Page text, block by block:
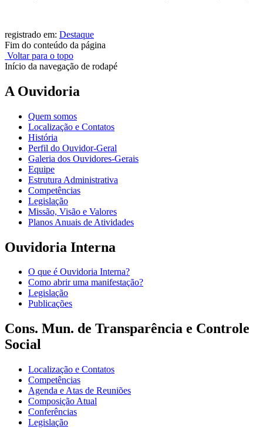
registrado em: Destaque
Fim do conteúdo da página
Voltar para o topo
Início da navegação de rodapé
A Ouvidoria
Quem somos
Localização e Contatos
História
Perfil do Ouvidor-Geral
Galeria dos Ouvidores-Gerais
Equipe
Estrutura Administrativa
Competências
Legislação
Missão, Visão e Valores
Planos Anuais de Atividades
Ouvidoria Interna
O que é Ouvidoria Interna?
Como abrir uma manifestação?
Legislação
Publicações
Cons. Mun. de Transparência e Controle
Social
Localização e Contatos
Competências
Agenda e Atas de Reuniões
Composição Atual
Conferências
Legislação